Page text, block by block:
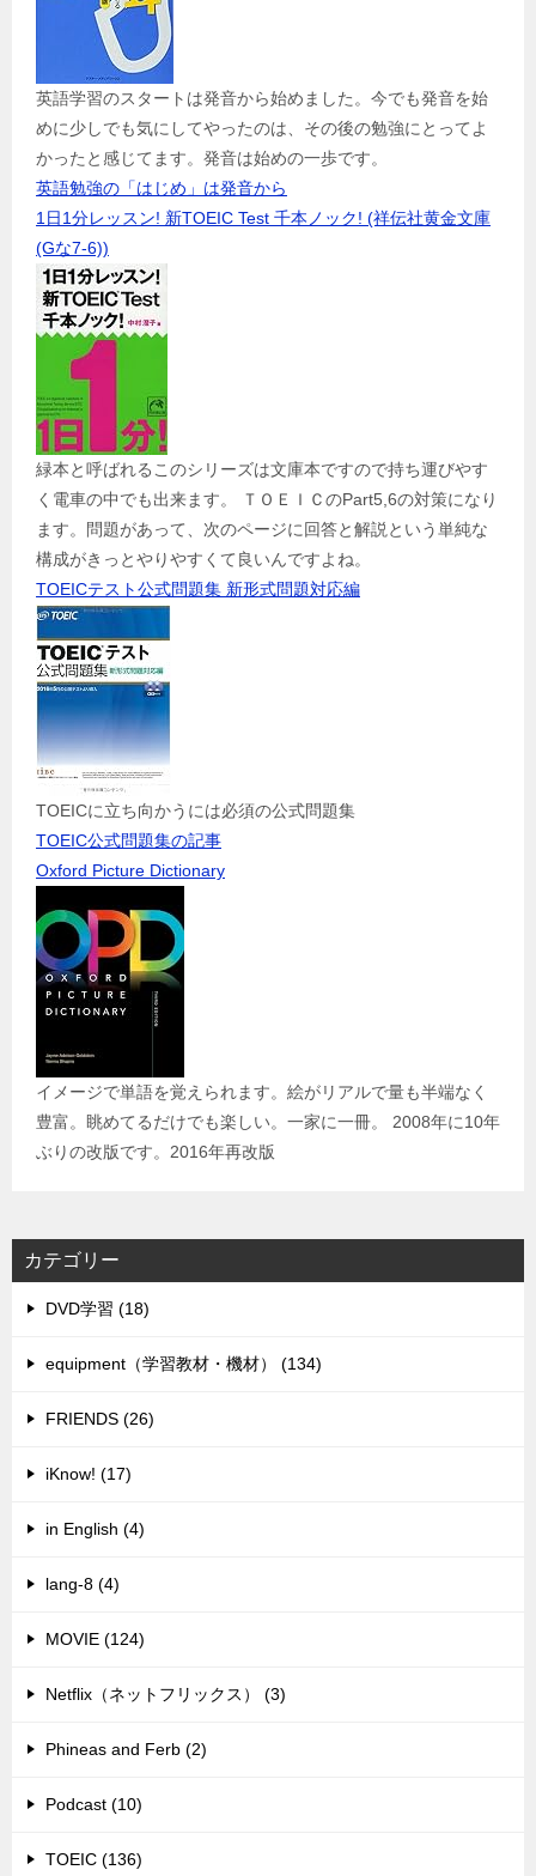
英語学習のスタートは発音から始めました。今でも発音を始
めに少しでも気にしてやったのは、その後の勉強にとってよ
かったと感じてます。発音は始めの一歩です。
英語勉強の「はじめ」は発音から
1日1分レッスン! 新TOEIC Test 千本ノック! (祥伝社黄金文庫
(Gな7-6))
緑本と呼ばれるこのシリーズは文庫本ですので持ち運びやす
く電車の中でも出来ます。 ＴＯＥＩＣのPart5,6の対策になり
ます。問題があって、次のページに回答と解説という単純な
構成がきっとやりやすくて良いんですよね。
TOEICテスト公式問題集 新形式問題対応編
TOEICに立ち向かうには必須の公式問題集
TOEIC公式問題集の記事
Oxford Picture Dictionary
イメージで単語を覚えられます。絵がリアルで量も半端なく
豊富。眺めてるだけでも楽しい。一家に一冊。 2008年に10年
ぶりの改版です。2016年再改版
カテゴリー
DVD学習 (18)
equipment（学習教材・機材） (134)
FRIENDS (26)
iKnow! (17)
in English (4)
lang-8 (4)
MOVIE (124)
Netflix（ネットフリックス） (3)
Phineas and Ferb (2)
Podcast (10)
TOEIC (136)